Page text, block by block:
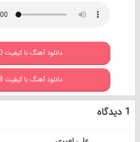
دانلود آهنگ با کیفیت 320
دانلود آهنگ با کیفیت 128
1 دیدگاه